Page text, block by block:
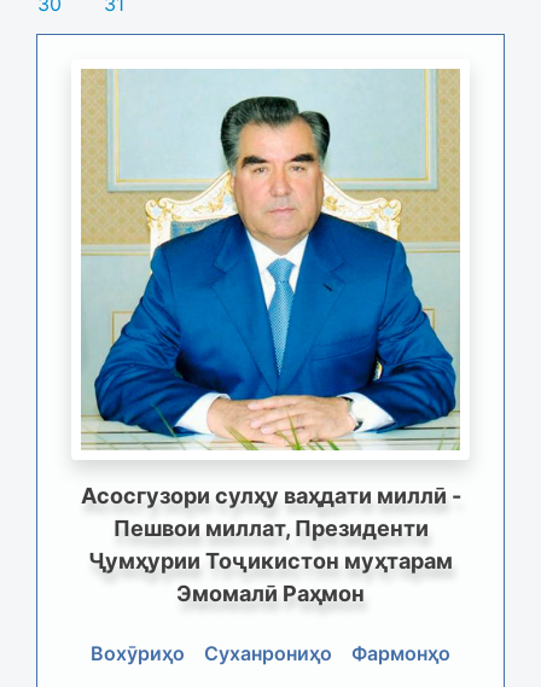
Асосгузори сулҳу ваҳдати миллӣ -
Пешвои миллат, Президенти
Ҷумҳурии Тоҷикистон муҳтарам
Эмомалӣ Раҳмон
Вохӯриҳо Суханрониҳо
Фармонҳо